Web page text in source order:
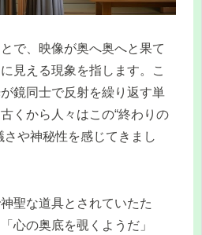
で、映像が奥へ奥へと果て
見える現象を指します。こ
鏡同士で反射を繰り返す単
くから人々はこの“終わりの
さや神秘性を感じてきまし
聖な道具とされていたた
心の奥底を覗くようだ」